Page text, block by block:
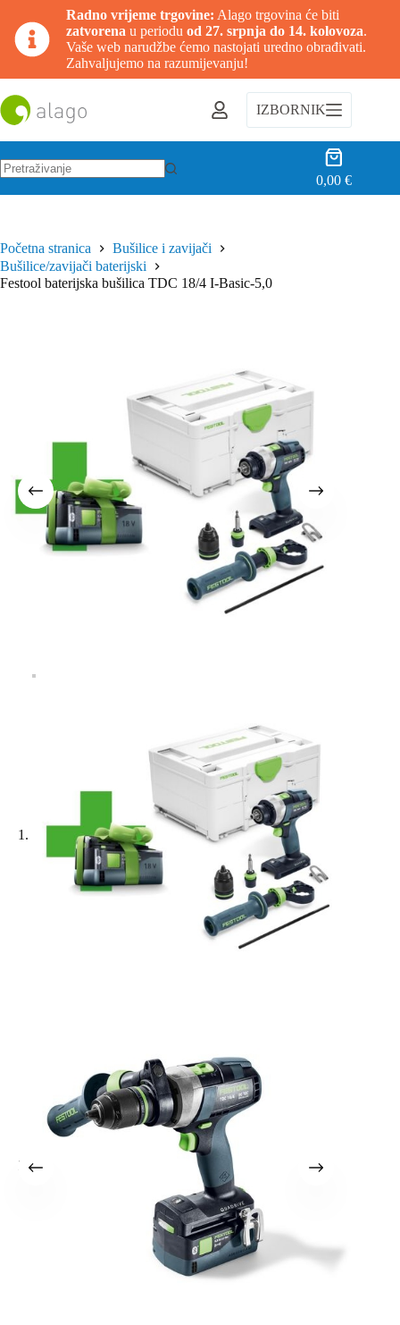
Radno vrijeme trgovine: Alago trgovina će biti
zatvorena u periodu od 27. srpnja do 14. kolovoza.
Vaše web narudžbe ćemo nastojati uredno obrađivati.
Zahvaljujemo na razumijevanju!
na
sadržaj
IZBORNIK
Košarica
0,00€
Početna stranica
Bušilice i zavijači
Bušilice/zavijači baterijski
Festool baterijska bušilica TDC 18/4 I-Basic-5,0